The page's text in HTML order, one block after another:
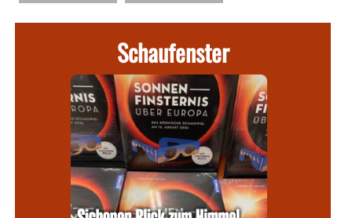
Schaufenster